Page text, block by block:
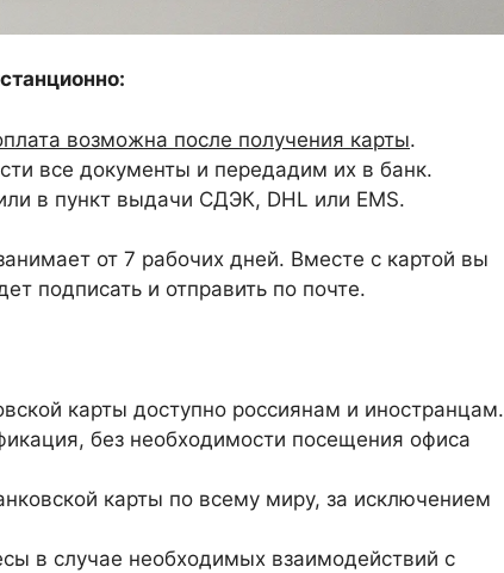
возможна после получения карты.
все документы и передадим их в банк.
в пункт выдачи СДЭК, DHL или EMS.
от 7 рабочих дней. Вместе с картой вы
подписать и отправить по почте.
карты доступно россиянам и иностранцам.
без необходимости посещения офиса
карты по всему миру, за исключением
в случае необходимых взаимодействий с